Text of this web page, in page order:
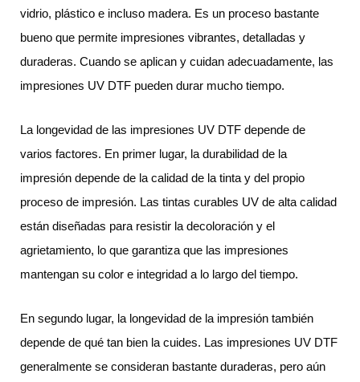
vidrio, plástico e incluso madera. Es un proceso bastante
bueno que permite impresiones vibrantes, detalladas y
duraderas. Cuando se aplican y cuidan adecuadamente, las
impresiones UV DTF pueden durar mucho tiempo.
La longevidad de las impresiones UV DTF depende de
varios factores. En primer lugar, la durabilidad de la
impresión depende de la calidad de la tinta y del propio
proceso de impresión. Las tintas curables UV de alta calidad
están diseñadas para resistir la decoloración y el
agrietamiento, lo que garantiza que las impresiones
mantengan su color e integridad a lo largo del tiempo.
En segundo lugar, la longevidad de la impresión también
depende de qué tan bien la cuides. Las impresiones UV DTF
generalmente se consideran bastante duraderas, pero aún